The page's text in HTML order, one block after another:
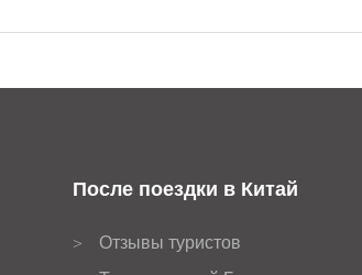
После поездки в Китай
>
Отзывы туристов